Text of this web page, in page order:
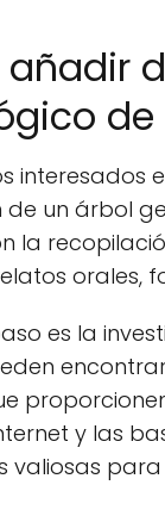
añadir
interesados
un árbol
la
orales,
es la
y las
valiosas